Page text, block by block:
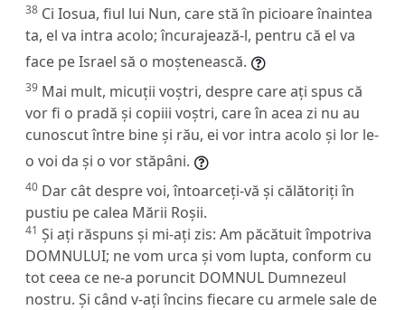
38 Ci Iosua, fiul lui Nun, care stă în picioare înaintea
ta, el va intra acolo; încurajează-l, pentru că el va
face pe Israel să o moștenească.
39 Mai mult, micuții voștri, despre care ați spus că
vor fi o pradă și copiii voștri, care în acea zi nu au
cunoscut între bine și rău, ei vor intra acolo și lor le-
o voi da și o vor stăpâni.
40 Dar cât despre voi, întoarceți-vă și călătoriți în
pustiu pe calea Mării Roșii.
41 Și ați răspuns și mi-ați zis: Am păcătuit împotriva
DOMNULUI; ne vom urca și vom lupta, conform cu
tot ceea ce ne-a poruncit DOMNUL Dumnezeul
nostru. Și când v-ați încins fiecare cu armele sale de